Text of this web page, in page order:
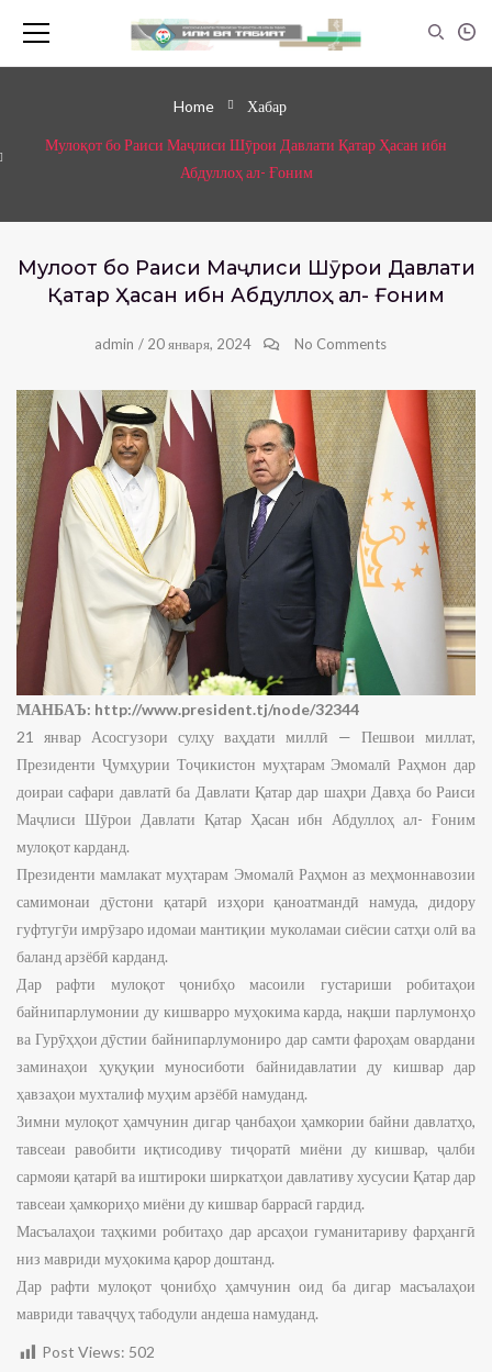
Home Хабар
Мулоқот бо Раиси Маҷлиси Шӯрои Давлати Қатар Ҳасан ибн
Абдуллоҳ ал- Ғоним
Мулоқот бо Раиси Маҷлиси Шӯрои Давлати
Қатар Ҳасан ибн Абдуллоҳ ал- Ғоним
admin / 20 января, 2024 No Comments
МАНБАЪ: http://www.president.tj/node/32344
21 январ Асосгузори сулҳу ваҳдати миллӣ — Пешвои миллат,
Президенти Ҷумҳурии Тоҷикистон муҳтарам Эмомалӣ Раҳмон дар
доираи сафари давлатӣ ба Давлати Қатар дар шаҳри Давҳа бо Раиси
Маҷлиси Шӯрои Давлати Қатар Ҳасан ибн Абдуллоҳ ал- Ғоним
мулоқот карданд.
Президенти мамлакат муҳтарам Эмомалӣ Раҳмон аз меҳмоннавозии
самимонаи дӯстони қатарӣ изҳори қаноатмандӣ намуда, дидору
гуфтугӯи имрӯзаро идомаи мантиқии муколамаи сиёсии сатҳи олӣ ва
баланд арзёбӣ карданд.
Дар рафти мулоқот ҷонибҳо масоили густариши робитаҳои
байнипарлумонии ду кишварро муҳокима карда, нақши парлумонҳо
ва Гурӯҳҳои дӯстии байнипарлумониро дар самти фароҳам овардани
заминаҳои ҳуқуқии муносиботи байнидавлатии ду кишвар дар
ҳавзаҳои мухталиф муҳим арзёбӣ намуданд.
Зимни мулоқот ҳамчунин дигар ҷанбаҳои ҳамкории байни давлатҳо,
тавсеаи равобити иқтисодиву тиҷоратӣ миёни ду кишвар, ҷалби
сармояи қатарӣ ва иштироки ширкатҳои давлативу хусусии Қатар дар
тавсеаи ҳамкориҳо миёни ду кишвар баррасӣ гардид.
Масъалаҳои таҳкими робитаҳо дар арсаҳои гуманитариву фарҳангӣ
низ мавриди муҳокима қарор доштанд.
Дар рафти мулоқот ҷонибҳо ҳамчунин оид ба дигар масъалаҳои
мавриди таваҷҷуҳ табодули андеша намуданд.
Post Views: 502